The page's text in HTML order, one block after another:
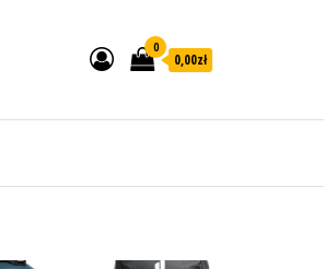
0
0,00zł